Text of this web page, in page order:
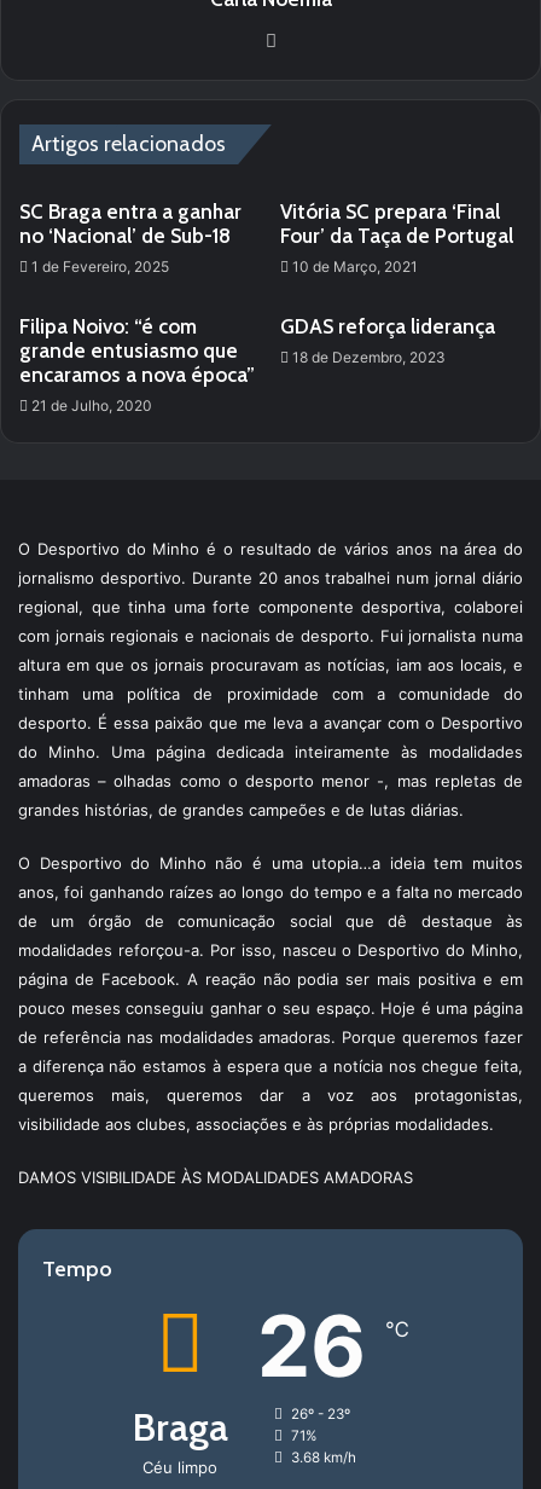
Artigos relacionados
SC Braga entra a ganhar
no ‘Nacional’ de Sub-18
1 de Fevereiro, 2025
Vitória SC prepara ‘Final
Four’ da Taça de Portugal
10 de Março, 2021
Filipa Noivo: “é com
grande entusiasmo que
encaramos a nova época”
21 de Julho, 2020
GDAS reforça liderança
18 de Dezembro, 2023
O Desportivo do Minho é o resultado de vários anos na área do
jornalismo desportivo. Durante 20 anos trabalhei num jornal diário
regional, que tinha uma forte componente desportiva, colaborei
com jornais regionais e nacionais de desporto. Fui jornalista numa
altura em que os jornais procuravam as notícias, iam aos locais, e
tinham uma política de proximidade com a comunidade do
desporto. É essa paixão que me leva a avançar com o Desportivo
do Minho. Uma página dedicada inteiramente às modalidades
amadoras – olhadas como o desporto menor -, mas repletas de
grandes histórias, de grandes campeões e de lutas diárias.
O Desportivo do Minho não é uma utopia…a ideia tem muitos
anos, foi ganhando raízes ao longo do tempo e a falta no mercado
de um órgão de comunicação social que dê destaque às
modalidades reforçou-a. Por isso, nasceu o Desportivo do Minho,
página de Facebook. A reação não podia ser mais positiva e em
pouco meses conseguiu ganhar o seu espaço. Hoje é uma página
de referência nas modalidades amadoras. Porque queremos fazer
a diferença não estamos à espera que a notícia nos chegue feita,
queremos mais, queremos dar a voz aos protagonistas,
visibilidade aos clubes, associações e às próprias modalidades.
DAMOS VISIBILIDADE ÀS MODALIDADES AMADORAS
Tempo
Braga
Céu limpo
26 ℃
26º - 23º
71%
3.68 km/h